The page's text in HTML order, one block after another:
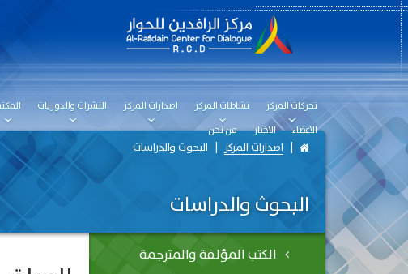
تحركات المركز نشاطات المركز اصدارات المركز النشرات والدوريات
الاعضاء
الاخبار من نحن
اصدارات المركز البحوث والدراسات
البحوث والدراسات
الكتب المؤلفة والمترجمة